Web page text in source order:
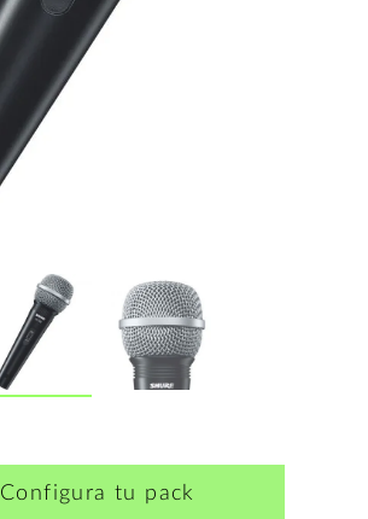
Configura tu pack